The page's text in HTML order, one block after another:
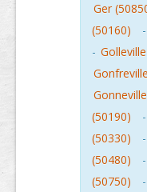
Ger
(50160)
-
-
(50190)
-
(50330)
-
(50480)
-
(50750)
-